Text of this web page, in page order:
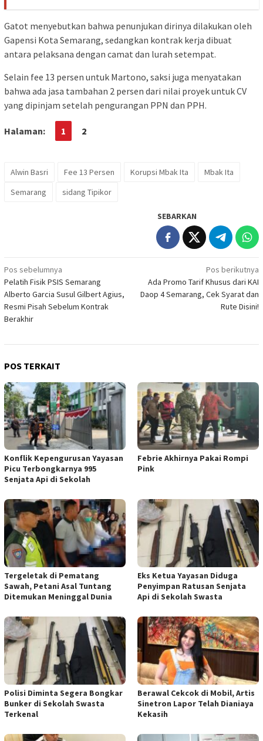
Gatot menyebutkan bahwa penunjukan dirinya dilakukan oleh
Gapensi Kota Semarang, sedangkan kontrak kerja dibuat
antara pelaksana dengan camat dan lurah setempat.
Selain fee 13 persen untuk Martono, saksi juga menyatakan
bahwa ada jasa tambahan 2 persen dari nilai proyek untuk CV
yang dipinjam setelah pengurangan PPN dan PPH.
Halaman: 1 2
Alwin Basri Fee 13 Persen Korupsi Mbak Ita
Mbak Ita
Semarang
sidang Tipikor
SEBARKAN
Navigasi
pos
Pos sebelumnya
Pelatih Fisik PSIS Semarang
Alberto Garcia Susul Gilbert Agius,
Resmi Pisah Sebelum Kontrak
Berakhir
Pos berikutnya
Ada Promo Tarif Khusus dari KAI
Daop 4 Semarang, Cek Syarat dan
Rute Disini!
POS TERKAIT
Konflik Kepengurusan Yayasan
Picu Terbongkarnya 995
Senjata Api di Sekolah
Febrie Akhirnya Pakai Rompi
Pink
Tergeletak di Pematang
Sawah, Petani Asal Tuntang
Ditemukan Meninggal Dunia
Eks Ketua Yayasan Diduga
Penyimpan Ratusan Senjata
Api di Sekolah Swasta
Polisi Diminta Segera Bongkar
Bunker di Sekolah Swasta
Terkenal
Berawal Cekcok di Mobil, Artis
Sinetron Lapor Telah Dianiaya
Kekasih